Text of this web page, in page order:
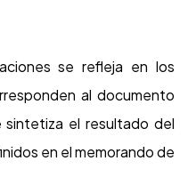
se refleja en los
al documento
el resultado del
en el memorando de